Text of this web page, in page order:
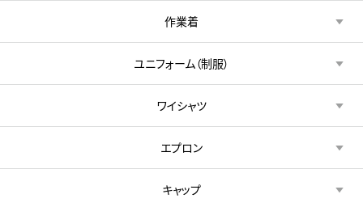
作業着
ユニフォーム（制服）
ワイシャツ
エプロン
キャップ